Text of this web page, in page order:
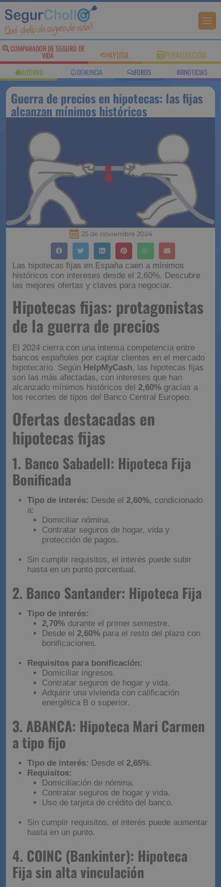
COMPARADOR DE SEGURO DE
VIDA AYUDA PENALIZACIÓN
AHORRO DENUNCIA FOROS NOTICIAS
Guerra de precios en hipotecas: las fijas
alcanzan mínimos históricos
25 de noviembre 2024
Las hipotecas fijas en España caen a mínimos
históricos con intereses desde el 2,60%. Descubre
las mejores ofertas y claves para negociar.
Hipotecas fijas: protagonistas
de la guerra de precios
El 2024 cierra con una intensa competencia entre
bancos españoles por captar clientes en el mercado
hipotecario. Según HelpMyCash, las hipotecas fijas
son las más afectadas, con intereses que han
alcanzado mínimos históricos del 2,60% gracias a
los recortes de tipos del Banco Central Europeo.
Ofertas destacadas en
hipotecas fijas
1. Banco Sabadell: Hipoteca Fija
Bonificada
Tipo de interés: Desde el 2,60%, condicionado
a:
Domiciliar nómina.
Contratar seguros de hogar, vida y
protección de pagos.
Sin cumplir requisitos, el interés puede subir
hasta en un punto porcentual.
2. Banco Santander: Hipoteca Fija
Tipo de interés:
2,70% durante el primer semestre.
Desde el 2,60% para el resto del plazo con
bonificaciones.
Requisitos para bonificación:
Domiciliar ingresos.
Contratar seguros de hogar y vida.
Adquirir una vivienda con calificación
energética B o superior.
3. ABANCA: Hipoteca Mari Carmen
a tipo fijo
Tipo de interés: Desde el 2,65%.
Requisitos:
Domiciliación de nómina.
Contratar seguros de hogar y vida.
Uso de tarjeta de crédito del banco.
Sin cumplir requisitos, el interés puede aumentar
hasta en un punto.
4. COINC (Bankinter): Hipoteca
Fija sin alta vinculación